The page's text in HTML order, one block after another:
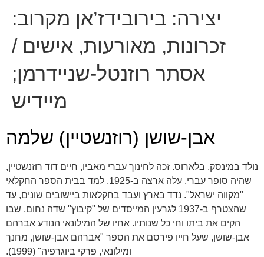
יצירה: בירובידז’אן מקרוב:
זכרונות, מאורעות, אישים /
אסתר רוזנטל-שניידרמן;
מיידיש
אבן-שושן (רוזנשטיין) שלמה
נולד במינסק, בלארוס. זכה לחינוך עברי מאביו, חיים דוד רוזנשטיין,
שהיה סופר עברי. עלה ארצה ב-1925, למד בבית הספר החקלאי
"מקווה ישראל". נדד בארץ ועבד בחקלאות ביישובים שונים, עד
שהצטרף ב-1937 לגרעין המייסדים של "קיבוץ" שדה נחום, שבו
הקים את ביתו וחי כל שנותיו. אחיו של המילונאי הנודע אברהם
אבן-שושן, שעל חייו פירסם את הספר "אברהם אבן-שושן, מחנך
ומילונאי, פרקי ביוגרפיה" (1999).